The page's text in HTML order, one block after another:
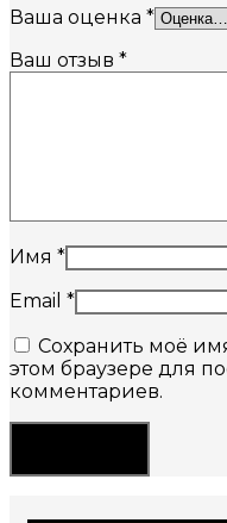
Ваша оценка *
Ваш отзыв *
Имя *
Email *
Сохранить моё
этом браузере для
комментариев.